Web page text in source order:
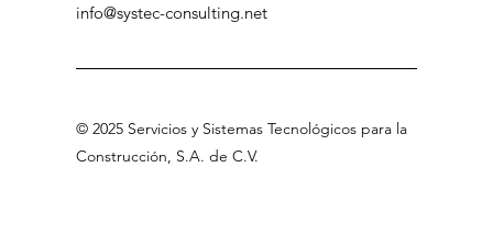
info@systec-consulting.net
© 2025 Servicios y Sistemas Tecnológicos para la
Construcción, S.A. de C.V.